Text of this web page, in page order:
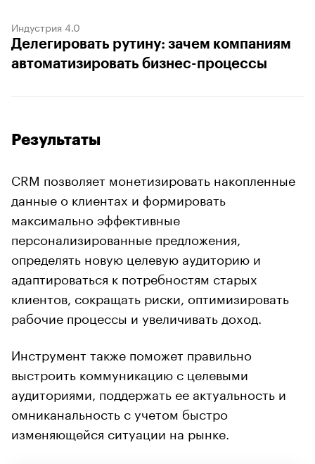
Индустрия 4.0
Делегировать рутину: зачем компаниям
автоматизировать бизнес-процессы
Результаты
CRM позволяет монетизировать накопленные
данные о клиентах и формировать
максимально эффективные
персонализированные предложения,
определять новую целевую аудиторию и
адаптироваться к потребностям старых
клиентов, сокращать риски, оптимизировать
рабочие процессы и увеличивать доход.
Инструмент также поможет правильно
выстроить коммуникацию с целевыми
аудиториями, поддержать ее актуальность и
омниканальность с учетом быстро
изменяющейся ситуации на рынке.